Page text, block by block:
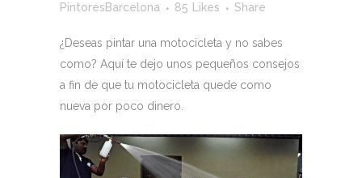
PintoresBarcelona
85 Likes Share
¿Deseas pintar una motocicleta y no sabes
como? Aquí te dejo unos pequeños consejos
a fin de que tu motocicleta quede como
nueva por poco dinero.